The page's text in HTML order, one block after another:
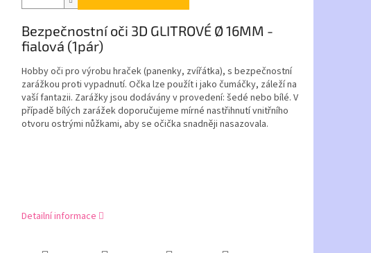
Bezpečnostní oči 3D GLITROVÉ Ø 16MM -
fialová (1pár)
Hobby oči pro výrobu hraček (panenky, zvířátka), s bezpečnostní
zarážkou proti vypadnutí. Očka lze použít i jako čumáčky, záleží na
vaší fantazii. Zarážky jsou dodávány v provedení: šedé nebo bílé. V
případě bílých zarážekdoporučujeme mírné nastřihnutí vnitřního
otvoru ostrými nůžkami, aby se očička snadněji nasazovala.
Detailní informace